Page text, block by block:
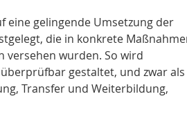
eine gelingende Umsetzung der
die in konkrete
wurden. So wird
gestaltet, und zwar als
Transfer und Weiterbildung,